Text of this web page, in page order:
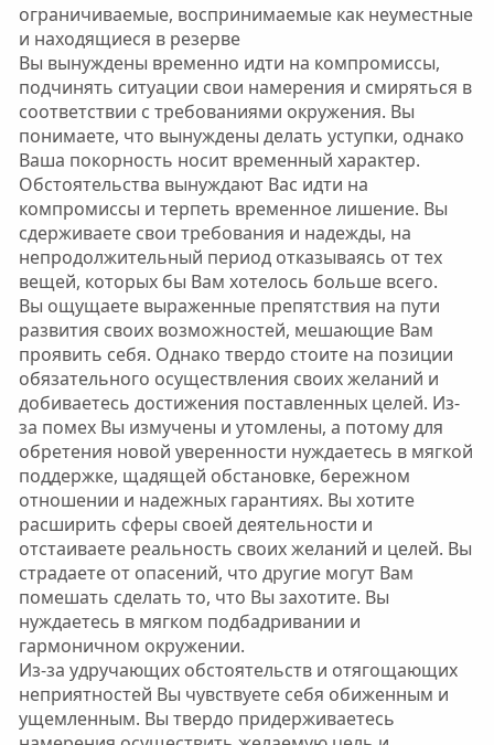
ограничиваемые, воспринимаемые как неуместные
и находящиеся в резерве
Вы вынуждены временно идти на компромиссы,
подчинять ситуации свои намерения и смиряться в
соответствии с требованиями окружения. Вы
понимаете, что вынуждены делать уступки, однако
Ваша покорность носит временный характер.
Обстоятельства вынуждают Вас идти на
компромиссы и терпеть временное лишение. Вы
сдерживаете свои требования и надежды, на
непродолжительный период отказываясь от тех
вещей, которых бы Вам хотелось больше всего.
Вы ощущаете выраженные препятствия на пути
развития своих возможностей, мешающие Вам
проявить себя. Однако твердо стоите на позиции
обязательного осуществления своих желаний и
добиваетесь достижения поставленных целей. Из-
за помех Вы измучены и утомлены, а потому для
обретения новой уверенности нуждаетесь в мягкой
поддержке, щадящей обстановке, бережном
отношении и надежных гарантиях. Вы хотите
расширить сферы своей деятельности и
отстаиваете реальность своих желаний и целей. Вы
страдаете от опасений, что другие могут Вам
помешать сделать то, что Вы захотите. Вы
нуждаетесь в мягком подбадривании и
гармоничном окружении.
Из-за удручающих обстоятельств и отягощающих
неприятностей Вы чувствуете себя обиженным и
ущемленным. Вы твердо придерживаетесь